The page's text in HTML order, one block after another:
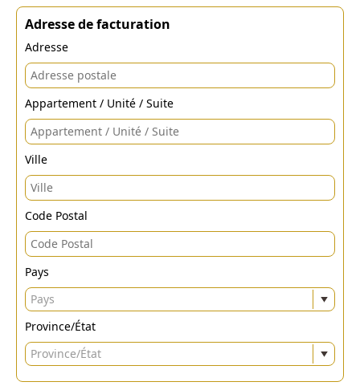
Adresse de facturation
Adresse
Appartement / Unité / Suite
Ville
Code Postal
Pays
Pays
Province/État
Province/État